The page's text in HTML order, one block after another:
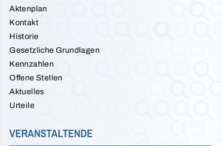
Aktenplan
Kontakt
Historie
Gesetzliche Grundlagen
Kennzahlen
Offene Stellen
Aktuelles
Urteile
VERANSTALTENDE